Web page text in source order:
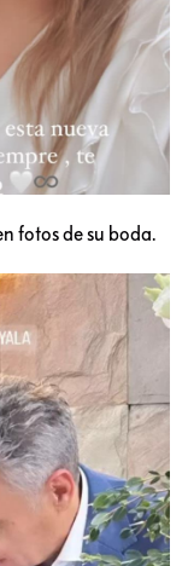
fotos de su boda.